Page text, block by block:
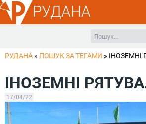
РУДАНА
РУДАНА » ПОШУК ЗА ТЕГАМИ » ІНОЗЕМНІ
ІНОЗЕМНІ
17/04/22